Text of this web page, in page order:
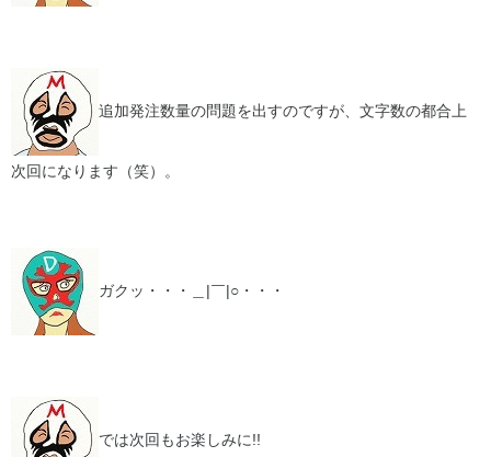
追加発注数量の問題を出すのですが、文字数の都合上
次回になります（笑）。
ガクッ・・・＿|￣|○・・・
では次回もお楽しみに!!